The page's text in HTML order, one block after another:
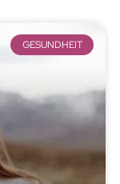
GESUNDHEIT